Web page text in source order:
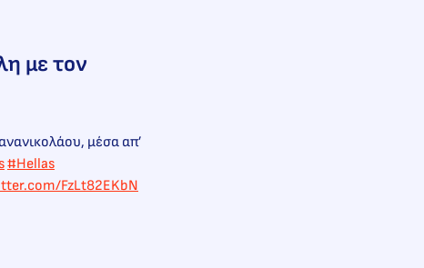
με τον
μέσα απ’
#Hellas
FzLt82EKbN